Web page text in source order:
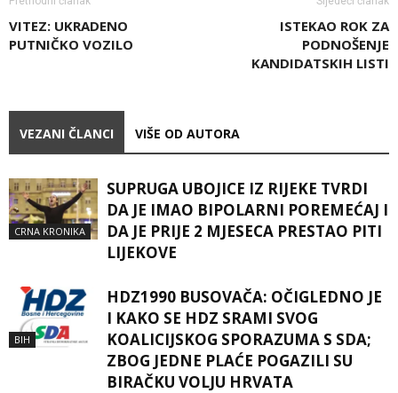
VITEZ: UKRADENO
PUTNIČKO VOZILO
ISTEKAO ROK ZA
PODNOŠENJE
KANDIDATSKIH LISTI
VEZANI ČLANCI VIŠE OD AUTORA
CRNA KRONIKA
SUPRUGA UBOJICE IZ RIJEKE TVRDI
DA JE IMAO BIPOLARNI POREMEĆAJ I
DA JE PRIJE 2 MJESECA PRESTAO PITI
LIJEKOVE
BIH
HDZ1990 BUSOVAČA: OČIGLEDNO JE
I KAKO SE HDZ SRAMI SVOG
KOALICIJSKOG SPORAZUMA S SDA;
ZBOG JEDNE PLAĆE POGAZILI SU
BIRAČKU VOLJU HRVATA